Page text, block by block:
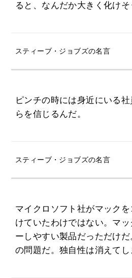
ると、なんだか大きく化けそ
スティーブ・ジョブズの名言
ピンチの時には身近にいる
らを信じるんだ。
スティーブ・ジョブズの名言
マイクロソフト社がマック
けていたわけではない。マ
ーしやすい製品だっただけ
の問題だ。独自性は消えてし